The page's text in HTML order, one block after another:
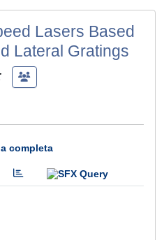
Lasers Based
Lateral Gratings
completa